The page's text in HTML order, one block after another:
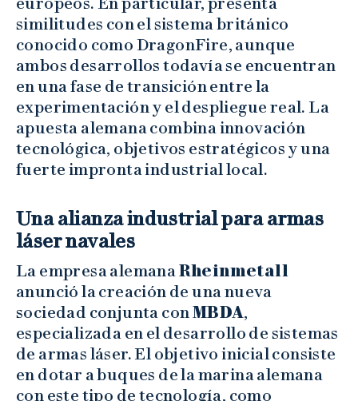
similitudes con el sistema británico
conocido como DragonFire, aunque
ambos desarrollos todavía se encuentran
en una fase de transición entre la
experimentación y el despliegue real. La
apuesta alemana combina innovación
tecnológica, objetivos estratégicos y una
fuerte impronta industrial local.
Una alianza industrial para armas
láser navales
La empresa alemanaRheinmetall
anunció la creación de una nueva
sociedad conjunta conMBDA,
especializada en el desarrollo de sistemas
de armas láser. El objetivo inicial consiste
en dotar a buques de la marina alemana
con este tipo de tecnología, como